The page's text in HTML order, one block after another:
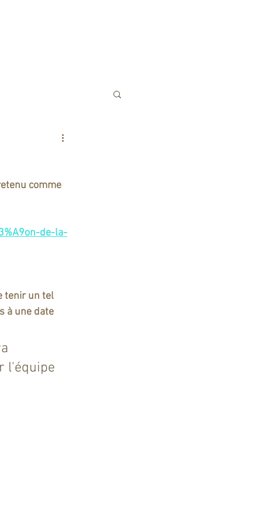
comme
de-la-
tenir un tel
à une date
l'équipe